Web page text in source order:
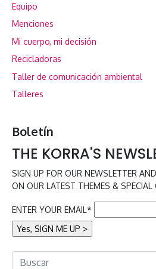
Equipo
Menciones
Mi cuerpo, mi decisión
Recicladoras
Taller de comunicación ambiental
Talleres
Boletín
THE KORRA'S
SIGN UP FOR OUR NEWSLETTER
ON OUR LATEST THEMES & SPECIAL
ENTER YOUR EMAIL*